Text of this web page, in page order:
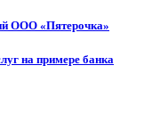
ООО «Пятерочка»
на примере банка